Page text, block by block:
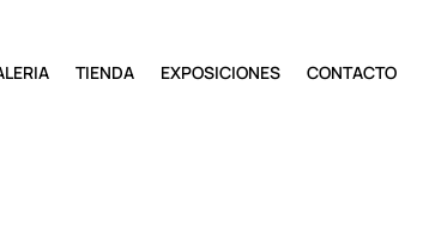
TIENDA EXPOSICIONES CONTACTO